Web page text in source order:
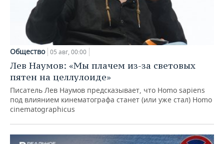
Общество 05 авг, 00:00
Лев Наумов: «Мы плачем из-за световых
пятен на целлулоиде»
Писатель Лев Наумов предсказывает, что Homo sapiens
под влиянием кинематографа станет (или уже стал) Homo
cinematographicus